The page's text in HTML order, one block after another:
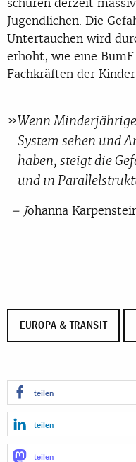
Jugendlichen. Die
Untertauchen wird
erhöht, wie eine
Fachkräften der
Wenn
System sehen und
haben, steigt die
und in
– Johanna
EUROPA & TRANSIT
teilen
teilen
teilen